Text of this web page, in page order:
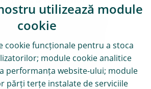
de supraveghere vor
inițiative specifice
gradul de conștientizare și a
băncilor la aceste
de testare la stres la
utilizează module
cookie
cookiefuncționale pentru a stoca
module cookieanalitice
performanța website-ului; module
părți terțe instalate de serviciile